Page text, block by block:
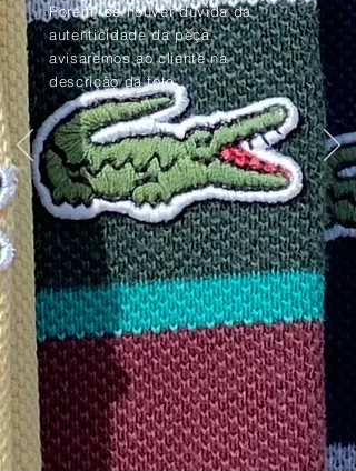
Porém, se houver dúvida da
autenticidade da peça,
avisaremos ao cliente na
descrição da foto.